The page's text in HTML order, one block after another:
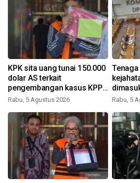
KPK sita uang tunai 150.000
dolar AS terkait
pengembangan kasus KPP
Banjarmasin
Rabu, 5 Agustus 2026 Rabu, 5